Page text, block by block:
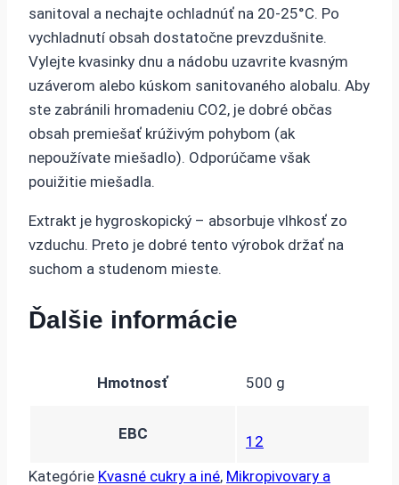
sanitoval a nechajte ochladnúť na 20-25°C. Po
vychladnutí obsah dostatočne prevzdušnite.
Vylejte kvasinky dnu a nádobu uzavrite kvasným
uzáverom alebo kúskom sanitovaného alobalu. Aby
ste zabránili hromadeniu CO2, je dobré občas
obsah premiešať krúživým pohybom (ak
nepoužívate miešadlo). Odporúčame však
pouižitie miešadla.
Extrakt je hygroskopický – absorbuje vlhkosť zo
vzduchu. Preto je dobré tento výrobok držať na
suchom a studenom mieste.
Ďalšie informácie
Hmotnosť 500 g
EBC
12
Kategórie Kvasné cukry a iné, Mikropivovary a